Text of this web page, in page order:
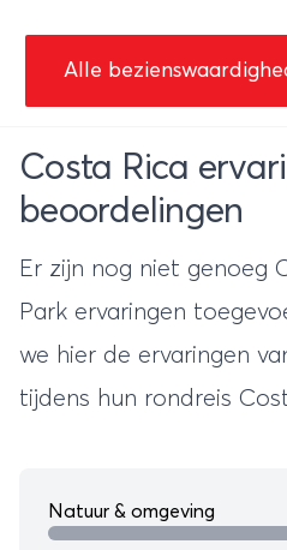
Alle
Costa Rica
beoordelingen
Er zijn nog niet genoeg
Park ervaringen
we hier de ervaringen
tijdens hun rondreis
Natuur & omgeving